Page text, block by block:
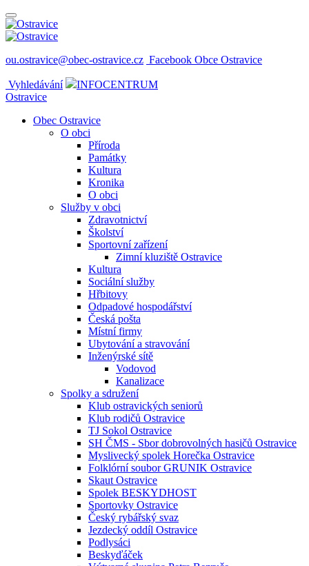
ou.ostravice@obec-ostravice.cz Facebook Obce Ostravice
Vyhledávání
INFOCENTRUM
Ostravice
Obec Ostravice
O obci
Příroda
Památky
Kultura
Kronika
O obci
Služby v obci
Zdravotnictví
Školství
Sportovní zařízení
Zimní kluziště Ostravice
Kultura
Sociální služby
Hřbitovy
Odpadové hospodářství
Česká pošta
Místní firmy
Ubytování a stravování
Inženýrské sítě
Vodovod
Kanalizace
Spolky a sdružení
Klub ostravických seniorů
Klub rodičů Ostravice
TJ Sokol Ostravice
SH ČMS - Sbor dobrovolných hasičů Ostravice
Myslivecký spolek Horečka Ostravice
Folklórní soubor GRUNIK Ostravice
Skaut Ostravice
Spolek BESKYDHOST
Sportovky Ostravice
Český rybářský svaz
Jezdecký oddíl Ostravice
Podlysáci
Beskyďáček